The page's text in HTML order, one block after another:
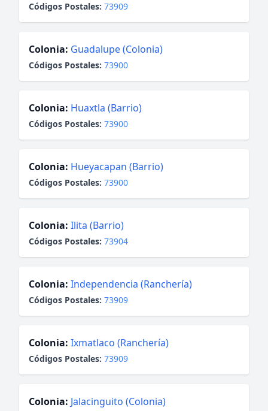
Códigos Postales: 73909
Colonia: Guadalupe (Colonia)
Códigos Postales: 73900
Colonia: Huaxtla (Barrio)
Códigos Postales: 73900
Colonia: Hueyacapan (Barrio)
Códigos Postales: 73900
Colonia: Ilita (Barrio)
Códigos Postales: 73904
Colonia: Independencia (Ranchería)
Códigos Postales: 73909
Colonia: Ixmatlaco (Ranchería)
Códigos Postales: 73909
Colonia: Jalacinguito (Colonia)